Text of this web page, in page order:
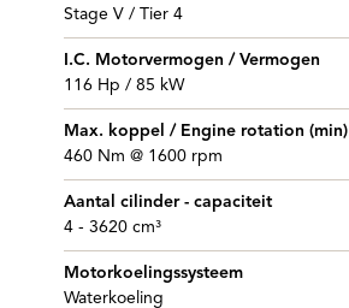
Stage V / Tier 4
I.C. Motorvermogen / Vermogen
116 Hp / 85 kW
Max. koppel / Engine rotation (min)
460 Nm @ 1600 rpm
Aantal cilinder - capaciteit
4 - 3620 cm³
Motorkoelingssysteem
Waterkoeling